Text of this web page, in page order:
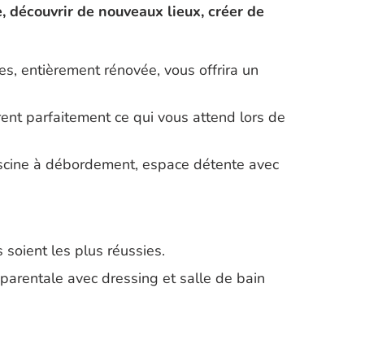
découvrir de nouveaux lieux, créer de
entièrement rénovée, vous offrira un
parfaitement ce qui vous attend lors de
à débordement, espace détente avec
soient les plus réussies.
avec dressing et salle de bain